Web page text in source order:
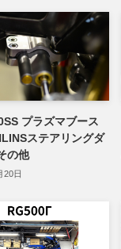
プラズマブース
ステアリングダ
の他
20日